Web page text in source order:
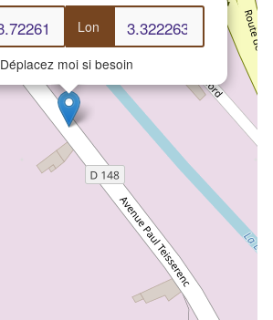
Lon
Déplacez moi si besoin